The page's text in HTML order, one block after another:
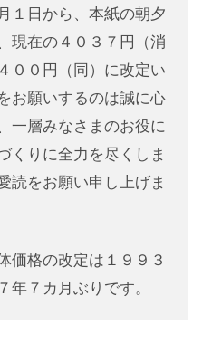
１日から、本紙の朝夕
現在の４０３７円（消
００円（同）に改定い
お願いするのは誠に心
一層みなさまのお役に
くりに全力を尽くしま
読をお願い申し上げま
価格の改定は１９９３
年７カ月ぶりです。